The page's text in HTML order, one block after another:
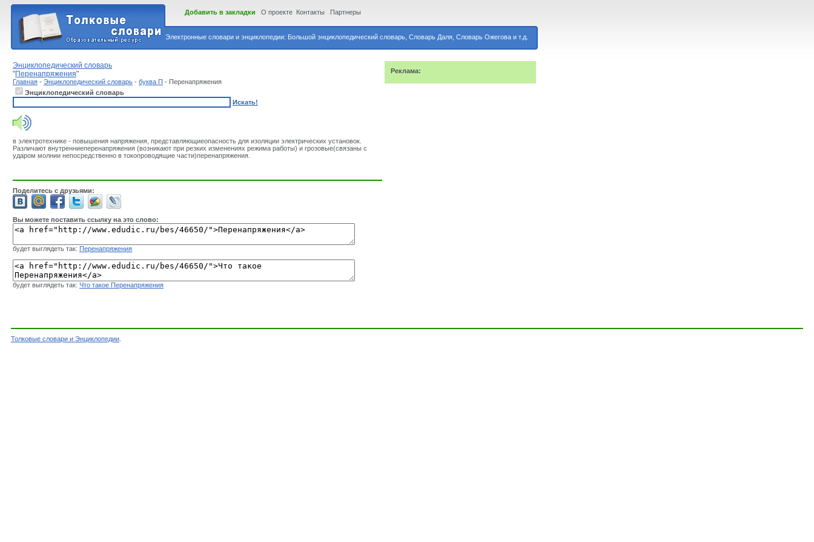
Электронные словари и энциклопедии: Большой энциклопедический словарь, Словарь Даля, Словарь Ожегова и т.д.
Добавить в закладки О проекте Контакты Партнеры
Энциклопедический словарь
"Перенапряжения"
Главная - Энциклопедический словарь - буква П - Перенапряжения
Энциклопедический словарь
Искать!
в электротехнике - повышения напряжения, представляющиеопасность для изоляции электрических установок.
Различают внутренниеперенапряжения (возникают при резких изменениях режима работы) и грозовые(связаны с
ударом молнии непосредственно в токопроводящие части)перенапряжения.
Поделитесь с друзьями:
Вы можете поставить ссылку на это слово:
будет выглядеть так: Перенапряжения
будет выглядеть так: Что такое Перенапряжения
Реклама:
Толковые словари и Энциклопедии